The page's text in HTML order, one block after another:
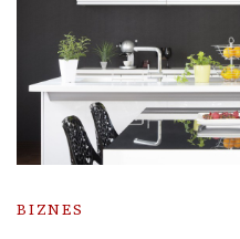
BIZNES